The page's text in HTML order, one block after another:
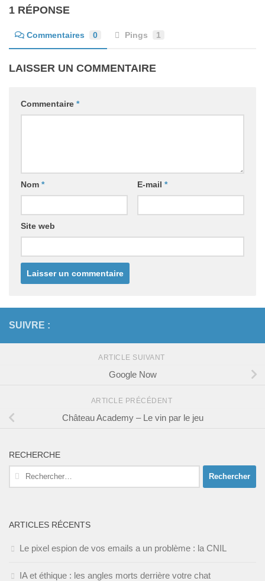
1 RÉPONSE
Commentaires 0 Pings 1
LAISSER UN COMMENTAIRE
Commentaire *
Nom * E-mail *
Site web
SUIVRE :
ARTICLE SUIVANT
Google Now
ARTICLE PRÉCÉDENT
Château Academy – Le vin par le jeu
RECHERCHE
Rechercher :
ARTICLES RÉCENTS
Le pixel espion de vos emails a un problème : la CNIL
IA et éthique : les angles morts derrière votre chat